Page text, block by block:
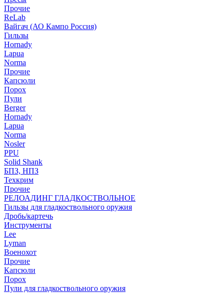
Прочие
ReLab
Вайгач (АО Кампо Россия)
Гильзы
Hornady
Lapua
Norma
Прочие
Капсюли
Порох
Пули
Berger
Hornady
Lapua
Norma
Nosler
PPU
Solid Shank
БПЗ, НПЗ
Техкрим
Прочие
РЕЛОАДИНГ ГЛАДКОСТВОЛЬНОЕ
Гильзы для гладкоствольного оружия
Дробь/картечь
Инструменты
Lee
Lyman
Военохот
Прочие
Капсюли
Порох
Пули для гладкоствольного оружия